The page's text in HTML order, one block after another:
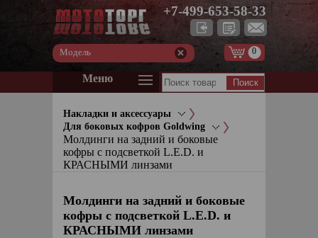
+7-499-653-58-33
Модель 0
Меню
Накладки и аксессуары
Для боковых кофров Goldwing
Молдинги на задний и боковые
кофры с подсветкой L.E.D. и
КРАСНЫМИ линзами
Молдинги на задний и боковые
кофры с подсветкой L.E.D. и
КРАСНЫМИ линзами